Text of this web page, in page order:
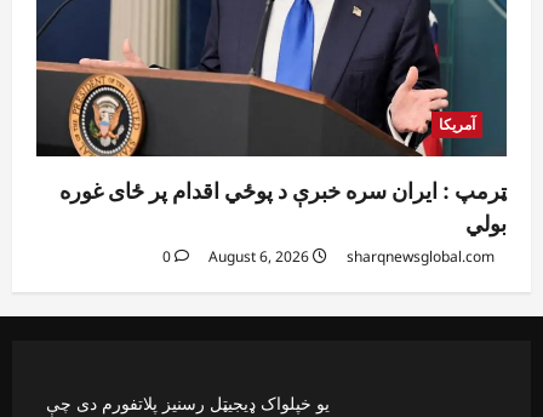
آمریکا
ټرمپ : ایران سره خبرې د پوځي اقدام پر ځای غوره
بولي
sharqnewsglobal.com
0
یو خپلواک ډیجیټل رسنیز پلاتفورم دی چې